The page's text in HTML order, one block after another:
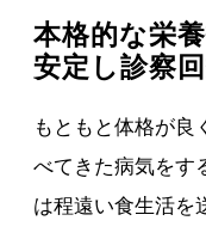
本格的な栄
安定し診察
もともと体格が良
べてきた病気をす
は程遠い食生活を